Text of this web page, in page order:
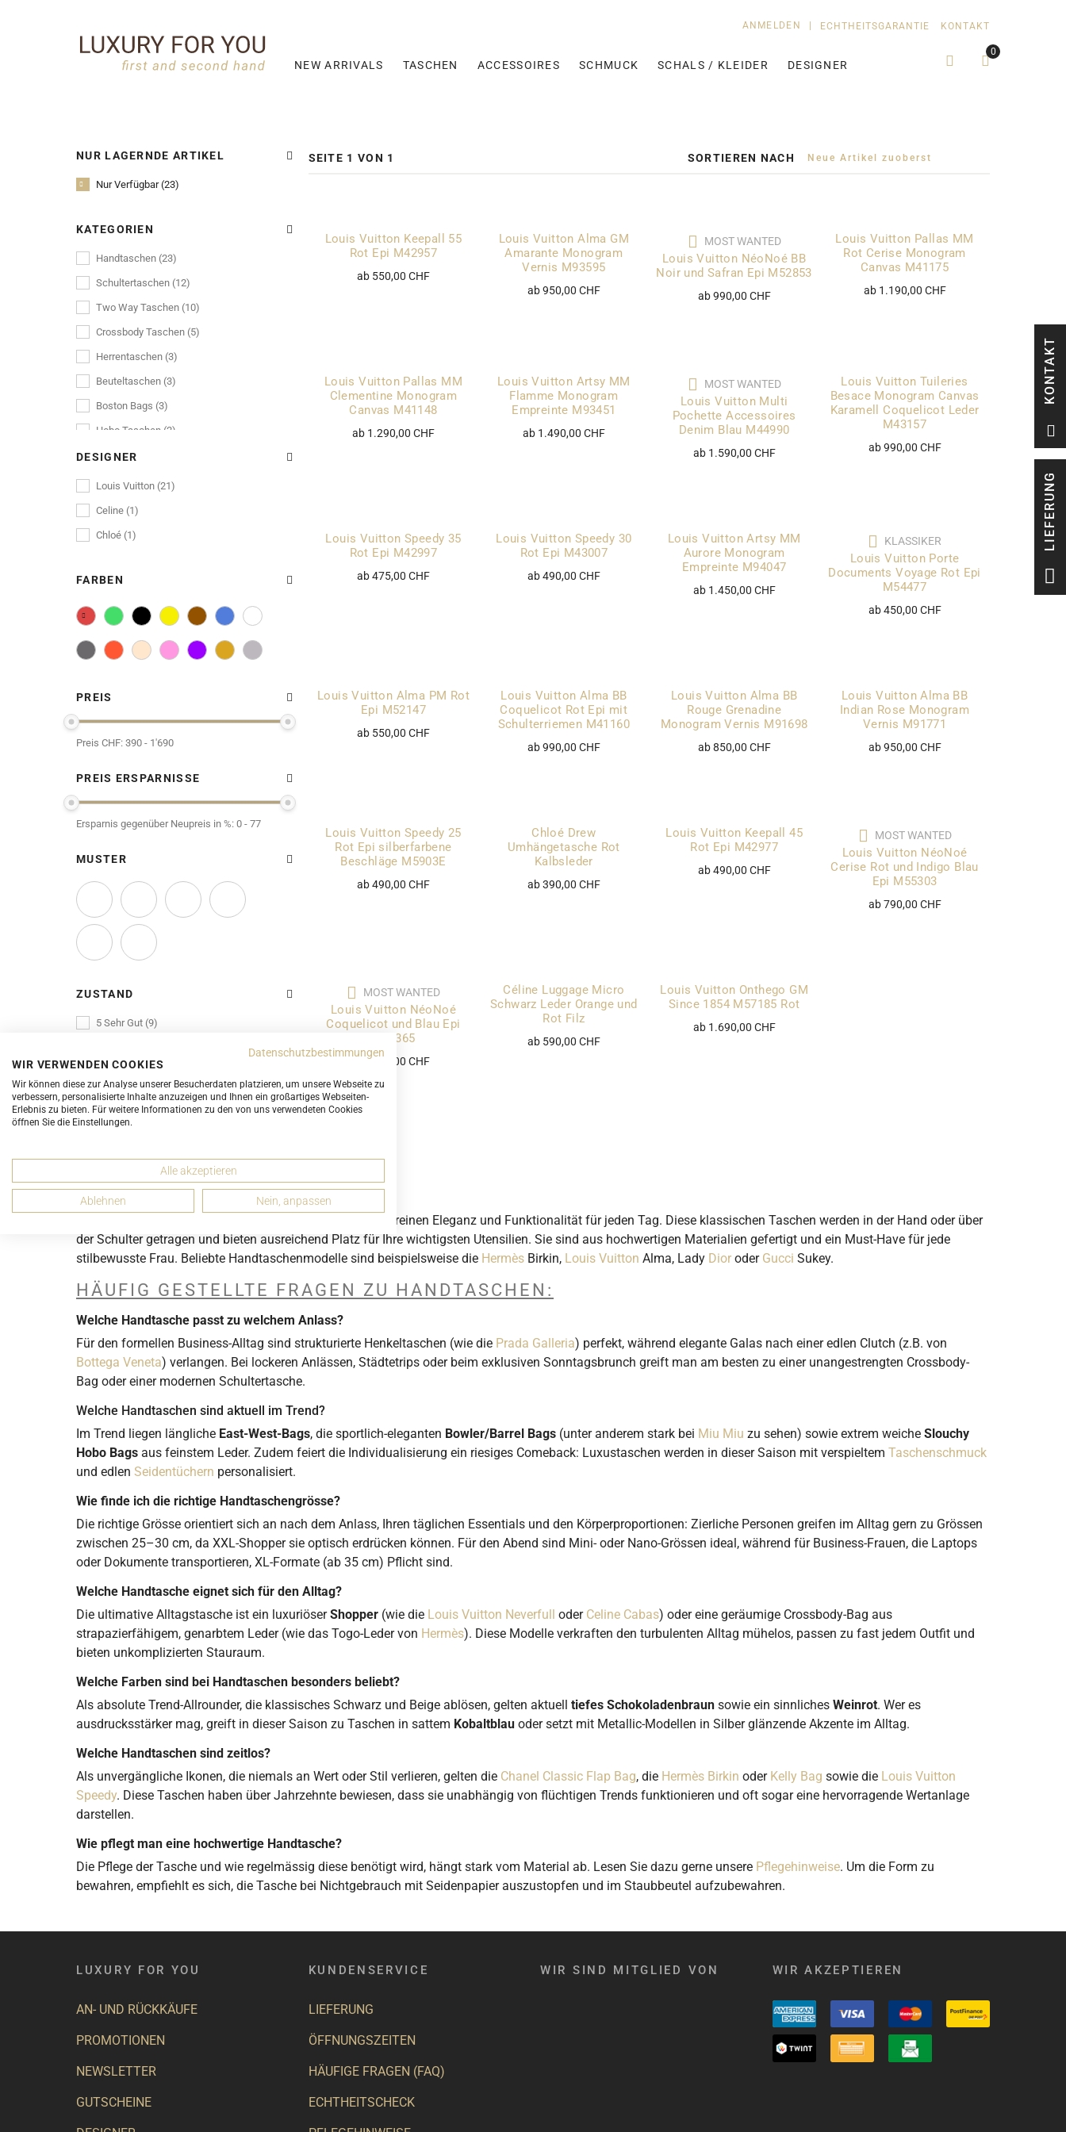
NEW ARRIVALS TASCHEN ACCESSOIRES SCHMUCK SCHALS / KLEIDER DESIGNER
ANMELDEN ECHTHEITSGARANTIE KONTAKT
0
LIEFERUNG
KONTAKT
NUR LAGERNDE ARTIKEL
Nur Verfügbar (23)
KATEGORIEN
Handtaschen (23)
Schultertaschen (12)
Two Way Taschen (10)
Crossbody Taschen (5)
Herrentaschen (3)
Beuteltaschen (3)
Boston Bags (3)
Hobo Taschen (2)
Reisegepäck (2)
Pochettes Clutches (2)
Pochettes (1)
Shopper (1)
Tote Bags (1)
DESIGNER
Louis Vuitton (21)
Celine (1)
Chloé (1)
FARBEN
PREIS
Preis CHF: 390 - 1'690
PREIS ERSPARNISSE
Ersparnis gegenüber Neupreis in %: 0 - 77
MUSTER
ZUSTAND
5 Sehr Gut (9)
AUSZEICHNUNG
Most Wanted (4)
SEITE 1 VON 1 SORTIEREN NACH
Louis Vuitton Keepall 55
Rot Epi M42957
ab 550,00 CHF
Louis Vuitton Alma GM
Amarante Monogram
Vernis M93595
ab 950,00 CHF
MOST WANTED
Louis Vuitton NéoNoé BB
Noir und Safran Epi M52853
ab 990,00 CHF
Louis Vuitton Pallas MM
Rot Cerise Monogram
Canvas M41175
ab 1.190,00 CHF
Louis Vuitton Pallas MM
Clementine Monogram
Canvas M41148
ab 1.290,00 CHF
Louis Vuitton Artsy MM
Flamme Monogram
Empreinte M93451
ab 1.490,00 CHF
MOST WANTED
Louis Vuitton Multi
Pochette Accessoires
Denim Blau M44990
ab 1.590,00 CHF
Louis Vuitton Tuileries
Besace Monogram Canvas
Karamell Coquelicot Leder
M43157
ab 990,00 CHF
Louis Vuitton Speedy 35
Rot Epi M42997
ab 475,00 CHF
Louis Vuitton Speedy 30
Rot Epi M43007
ab 490,00 CHF
Louis Vuitton Artsy MM
Aurore Monogram
Empreinte M94047
ab 1.450,00 CHF
KLASSIKER
Louis Vuitton Porte
Documents Voyage Rot Epi
M54477
ab 450,00 CHF
Louis Vuitton Alma PM Rot
Epi M52147
ab 550,00 CHF
Louis Vuitton Alma BB
Coquelicot Rot Epi mit
Schulterriemen M41160
ab 990,00 CHF
Louis Vuitton Alma BB
Rouge Grenadine
Monogram Vernis M91698
ab 850,00 CHF
Louis Vuitton Alma BB
Indian Rose Monogram
Vernis M91771
ab 950,00 CHF
Louis Vuitton Speedy 25
Rot Epi silberfarbene
Beschläge M5903E
ab 490,00 CHF
Chloé Drew
Umhängetasche Rot
Kalbsleder
ab 390,00 CHF
Louis Vuitton Keepall 45
Rot Epi M42977
ab 490,00 CHF
MOST WANTED
Louis Vuitton NéoNoé
Cerise Rot und Indigo Blau
Epi M55303
ab 790,00 CHF
MOST WANTED
Louis Vuitton NéoNoé
Coquelicot und Blau Epi
M54365
ab 990,00 CHF
Céline Luggage Micro
Schwarz Leder Orange und
Rot Filz
ab 590,00 CHF
Louis Vuitton Onthego GM
Since 1854 M57185 Rot
ab 1.690,00 CHF
HANDTASCHEN
Ein unverzichtbares Accessoire – unsere Handtaschen vereinen Eleganz und Funktionalität für jeden Tag. Diese klassischen Taschen werden in der Hand oder über
der Schulter getragen und bieten ausreichend Platz für Ihre wichtigsten Utensilien. Sie sind aus hochwertigen Materialien gefertigt und ein Must-Have für jede
stilbewusste Frau. Beliebte Handtaschenmodelle sind beispielsweise die Hermès Birkin, Louis Vuitton Alma, Lady Dior oder Gucci Sukey.
HÄUFIG GESTELLTE FRAGEN ZU HANDTASCHEN:
Welche Handtasche passt zu welchem Anlass?
Für den formellen Business-Alltag sind strukturierte Henkeltaschen (wie die Prada Galleria) perfekt, während elegante Galas nach einer edlen Clutch (z.B. von
Bottega Veneta) verlangen. Bei lockeren Anlässen, Städtetrips oder beim exklusiven Sonntagsbrunch greift man am besten zu einer unangestrengten Crossbody-
Bag oder einer modernen Schultertasche.
Welche Handtaschen sind aktuell im Trend?
Im Trend liegen längliche East-West-Bags, die sportlich-eleganten Bowler/Barrel Bags (unter anderem stark bei Miu Miu zu sehen) sowie extrem weiche Slouchy
Hobo Bags aus feinstem Leder. Zudem feiert die Individualisierung ein riesiges Comeback: Luxustaschen werden in dieser Saison mit verspieltem Taschenschmuck
und edlen Seidentüchern personalisiert.
Wie finde ich die richtige Handtaschengrösse?
Die richtige Grösse orientiert sich an nach dem Anlass, Ihren täglichen Essentials und den Körperproportionen: Zierliche Personen greifen im Alltag gern zu Grössen
zwischen 25–30 cm, da XXL-Shopper sie optisch erdrücken können. Für den Abend sind Mini- oder Nano-Grössen ideal, während für Business-Frauen, die Laptops
oder Dokumente transportieren, XL-Formate (ab 35 cm) Pflicht sind.
Welche Handtasche eignet sich für den Alltag?
Die ultimative Alltagstasche ist ein luxuriöserShopper (wie die Louis Vuitton Neverfull oder Celine Cabas) oder eine geräumige Crossbody-Bag aus
strapazierfähigem, genarbtem Leder (wie das Togo-Leder von Hermès). Diese Modelle verkraften den turbulenten Alltag mühelos, passen zu fast jedem Outfit und
bieten unkomplizierten Stauraum.
Welche Farben sind bei Handtaschen besonders beliebt?
Als absolute Trend-Allrounder, die klassisches Schwarz und Beige ablösen, gelten aktuell tiefes Schokoladenbraun sowie ein sinnliches Weinrot. Wer es
ausdrucksstärker mag, greift in dieser Saison zu Taschen in sattem Kobaltblau oder setzt mit Metallic-Modellen in Silber glänzende Akzente im Alltag.
Welche Handtaschen sind zeitlos?
Als unvergängliche Ikonen, die niemals an Wert oder Stil verlieren, gelten die Chanel Classic Flap Bag, die Hermès Birkin oder Kelly Bag sowie die Louis Vuitton
Speedy. Diese Taschen haben über Jahrzehnte bewiesen, dass sie unabhängig von flüchtigen Trends funktionieren und oft sogar eine hervorragende Wertanlage
darstellen.
Wie pflegt man eine hochwertige Handtasche?
Die Pflege der Tasche und wie regelmässig diese benötigt wird, hängt stark vom Material ab. Lesen Sie dazu gerne unsere Pflegehinweise. Um die Form zu
bewahren, empfiehlt es sich, die Tasche bei Nichtgebrauch mit Seidenpapier auszustopfen und im Staubbeutel aufzubewahren.
LUXURY FOR YOU
AN- UND RÜCKKÄUFE
PROMOTIONEN
NEWSLETTER
GUTSCHEINE
KUNDENSERVICE
LIEFERUNG
ÖFFNUNGSZEITEN
HÄUFIGE FRAGEN (FAQ)
ECHTHEITSCHECK
WIR SIND MITGLIED VON WIR AKZEPTIEREN
Datenschutzbestimmungen
WIR VERWENDEN COOKIES
Wir können diese zur Analyse unserer Besucherdaten platzieren, um unsere Webseite zu
verbessern, personalisierte Inhalte anzuzeigen und Ihnen ein großartiges Webseiten-
Erlebnis zu bieten. Für weitere Informationen zu den von uns verwendeten Cookies
öffnen Sie die Einstellungen.
Alle akzeptieren
Ablehnen Nein, anpassen